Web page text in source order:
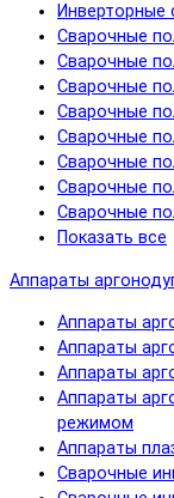
Инверторные
Сварочные
Сварочные
Сварочные
Сварочные
Сварочные
Сварочные
Сварочные
Сварочные
Показать все
Аппараты
Аппараты
Аппараты
Аппараты
Аппараты
режимом
Аппараты
Сварочные